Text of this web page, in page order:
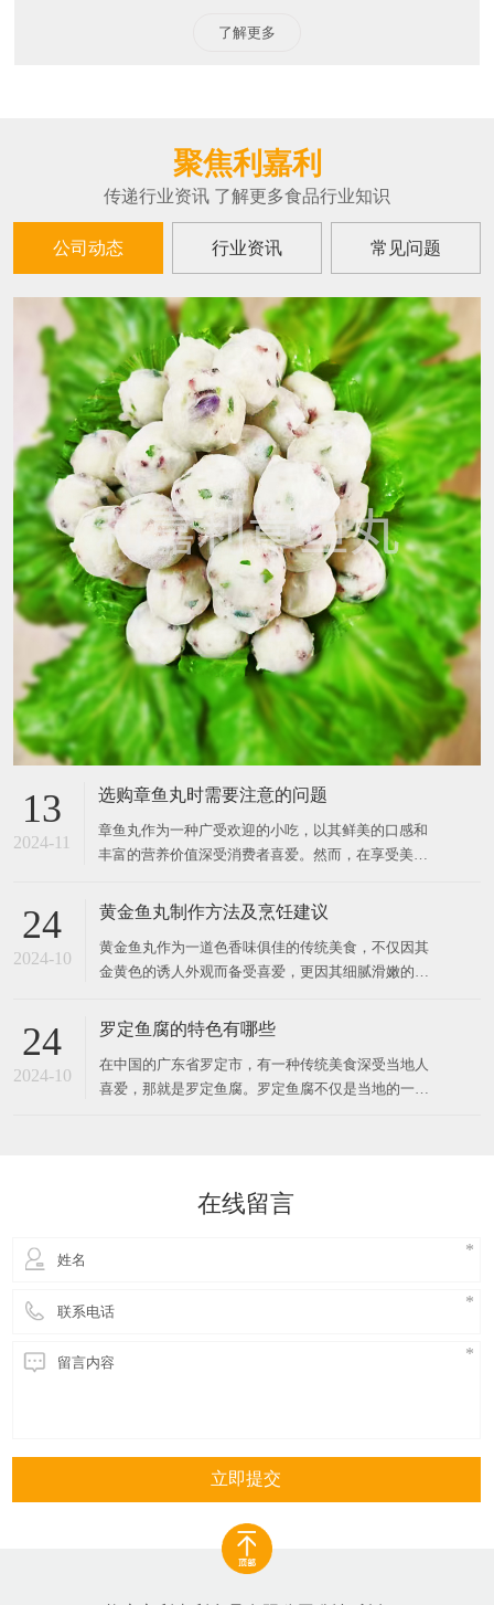
了解更多
聚焦利嘉利
传递行业资讯 了解更多食品行业知识
公司动态 行业资讯 常见问题
13
2024-11
选购章鱼丸时需要注意的问题
章鱼丸作为一种广受欢迎的小吃，以其鲜美的口感和
丰富的营养价值深受消费者喜爱。然而，在享受美食
下是在选购章鱼丸时需要注意的一些问题。 首先，要
鱼为主要原料，搭配适量的面粉、调味料等辅助材
料。在购买时，消费
24
2024-10
黄金鱼丸制作方法及烹饪建议
黄金鱼丸作为一道色香味俱佳的传统美食，不仅因其
金黄色的诱人外观而备受喜爱，更因其细腻滑嫩的口
嘉利小编来一起探索黄金鱼丸的制作及烹饪方法，让
第一步是选材。优质的鱼肉是制作鱼丸的关键，通常
选用新鲜无刺的鱼
24
2024-10
罗定鱼腐的特色有哪些
在中国的广东省罗定市，有一种传统美食深受当地人
喜爱，那就是罗定鱼腐。罗定鱼腐不仅是当地的一张
色泽金黄、形如鸡在线留言
立即提交